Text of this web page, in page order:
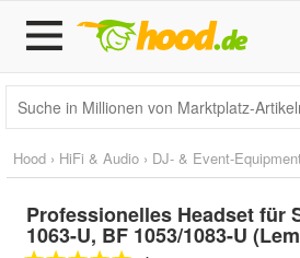
Hood › HiFi & Audio › DJ- & Event-
Professionelles Headset für
1063-U, BF 1053/1083-U